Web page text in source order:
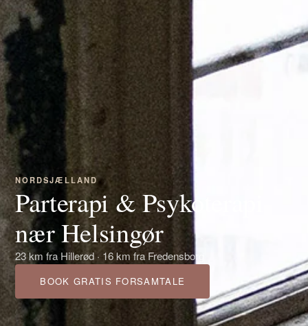
NORDSJÆLLAND
Parterapi & Psykoterapi
nær Helsingør
23 km fra Hillerød · 16 km fra Fredensborg
BOOK GRATIS FORSAMTALE